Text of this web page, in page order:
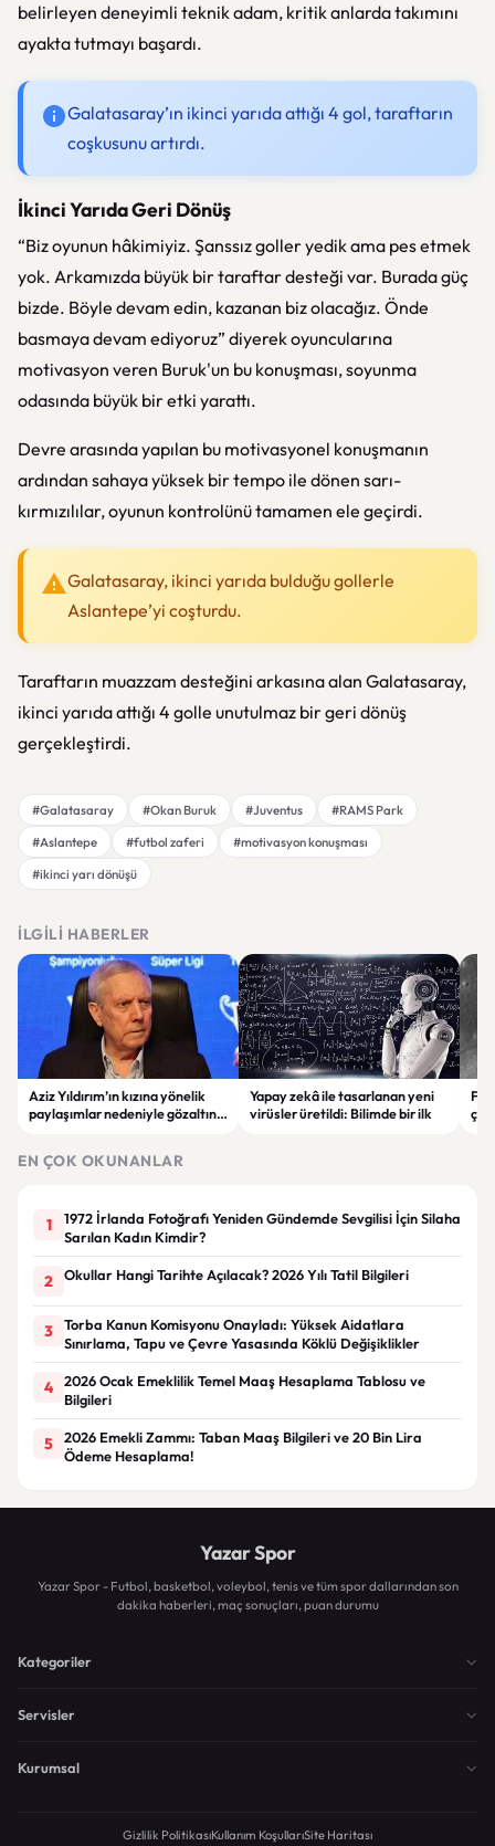
belirleyen deneyimli teknik adam, kritik anlarda takımını
ayakta tutmayı başardı.
Galatasaray’ın ikinci yarıda attığı 4 gol, taraftarın
coşkusunu artırdı.
İkinci Yarıda Geri Dönüş
“Biz oyunun hâkimiyiz. Şanssız goller yedik ama pes etmek
yok. Arkamızda büyük bir taraftar desteği var. Burada güç
bizde. Böyle devam edin, kazanan biz olacağız. Önde
basmaya devam ediyoruz” diyerek oyuncularına
motivasyon veren Buruk'un bu konuşması, soyunma
odasında büyük bir etki yarattı.
Devre arasında yapılan bu motivasyonel konuşmanın
ardından sahaya yüksek bir tempo ile dönen sarı-
kırmızılılar, oyunun kontrolünü tamamen ele geçirdi.
Galatasaray, ikinci yarıda bulduğu gollerle
Aslantepe’yi coşturdu.
Taraftarın muazzam desteğini arkasına alan Galatasaray,
ikinci yarıda attığı 4 golle unutulmaz bir geri dönüş
gerçekleştirdi.
#Galatasaray #Okan Buruk #Juventus
#RAMS Park
#Aslantepe
#futbol zaferi
#motivasyon konuşması
#ikinci yarı dönüşü
İLGILI HABERLER
Aziz Yıldırım’ın kızına yönelik
paylaşımlar nedeniyle gözaltına
Yapay zekâ ile tasarlanan yeni
virüsler üretildi: Bilimde bir ilk
EN ÇOK OKUNANLAR
1
1972 İrlanda Fotoğrafı Yeniden Gündemde Sevgilisi İçin Silaha
Sarılan Kadın Kimdir?
2 Okullar Hangi Tarihte Açılacak? 2026 Yılı Tatil Bilgileri
3
Torba Kanun Komisyonu Onayladı: Yüksek Aidatlara
Sınırlama, Tapu ve Çevre Yasasında Köklü Değişiklikler
4
2026 Ocak Emeklilik Temel Maaş Hesaplama Tablosu ve
Bilgileri
5
2026 Emekli Zammı: Taban Maaş Bilgileri ve 20 Bin Lira
Ödeme Hesaplama!
Yazar Spor
Yazar Spor - Futbol, basketbol, voleybol, tenis ve tüm spor dallarından son
dakika haberleri, maç sonuçları, puan durumu
Kategoriler
Servisler
Kurumsal
Gizlilik PolitikasıKullanım KoşullarıSite Haritası